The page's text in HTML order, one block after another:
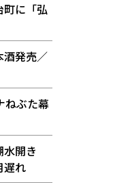
町に「弘
酒発売／
ぶた幕
水開き
遅れ